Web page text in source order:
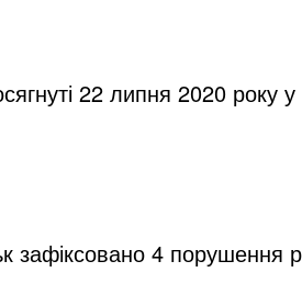
22 липня 2020 року
зафіксовано 4 порушення